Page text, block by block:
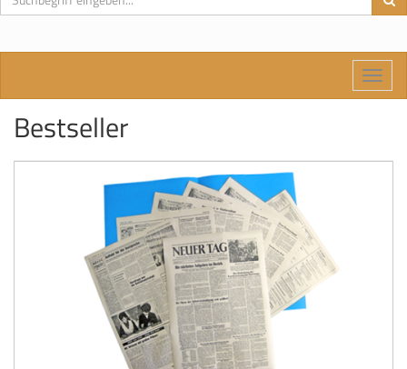
Toggle
Bestseller